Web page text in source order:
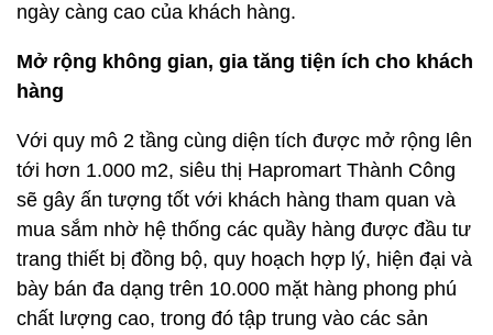
ngày càng cao của khách hàng.
Mở rộng không gian, gia tăng tiện ích cho khách
hàng
Với quy mô 2 tầng cùng diện tích được mở rộng lên
tới hơn 1.000 m2, siêu thị Hapromart Thành Công
sẽ gây ấn tượng tốt với khách hàng tham quan và
mua sắm nhờ hệ thống các quầy hàng được đầu tư
trang thiết bị đồng bộ, quy hoạch hợp lý, hiện đại và
bày bán đa dạng trên 10.000 mặt hàng phong phú
chất lượng cao, trong đó tập trung vào các sản